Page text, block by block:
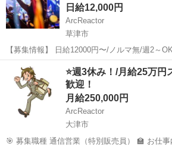
日給12,000円
ArcReactor
草津市
【募集情報】 日給12000円〜/ノルマ無/週2～OK 【職種/仕事内容】
事内容 ＼家事やプライベートと両立OK／ ＼未
滋賀 営業
⭐️週3休み！/月給25万円
歓迎！
月給250,000円
ArcReactor
大津市
🎯 募集職種 通信営業（特別販売員） 🏫 お仕事内容 巨大ガラガラ抽選